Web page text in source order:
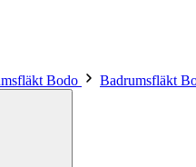
Bodo Badrumsfläkt